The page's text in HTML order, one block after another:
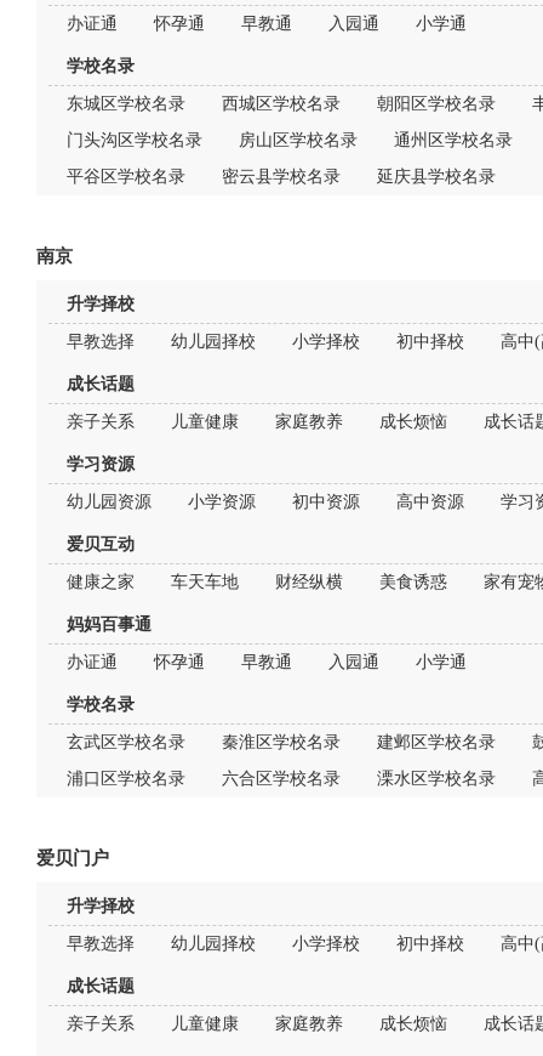
办证通 怀孕通 早教通 入园通 小学通
学校名录
东城区学校名录 西城区学校名录 朝阳区学校名录
门头沟区学校名录
房山区学校名录
通州区学校名录
平谷区学校名录
密云县学校名录 延庆县学校名录
南京
升学择校
早教选择 幼儿园择校 小学择校 初中择校 高中
成长话题
亲子关系 儿童健康 家庭教养 成长烦恼 成长话
学习资源
幼儿园资源 小学资源 初中资源 高中资源 学习
爱贝互动
健康之家 车天车地 财经纵横 美食诱惑 家有宠
妈妈百事通
办证通 怀孕通 早教通 入园通 小学通
学校名录
玄武区学校名录 秦淮区学校名录 建邺区学校名录
浦口区学校名录
六合区学校名录 溧水区学校名录
爱贝门户
升学择校
早教选择 幼儿园择校 小学择校 初中择校 高中
成长话题
亲子关系 儿童健康 家庭教养 成长烦恼 成长话